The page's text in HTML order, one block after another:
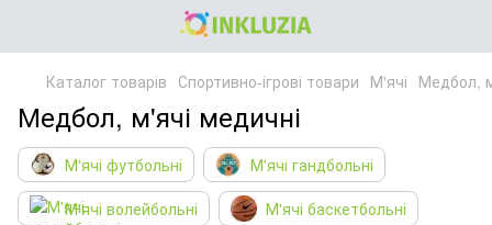
Каталог товарів Спортивно-ігрові товари М'ячі Медбол,
Медбол, м'ячі медичні
М'ячі футбольні
М'ячі гандбольні
М'ячі волейбольні
М'ячі баскетбольні